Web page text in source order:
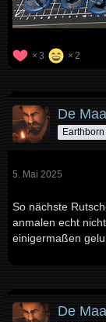
3 2
De
Earthborn
5. Mai 2025
So nächste
anmalen echt
einigermaßen
De